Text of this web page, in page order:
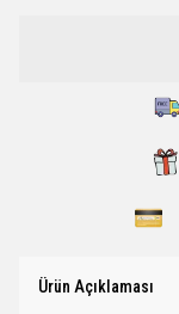
Ürün Açıklaması